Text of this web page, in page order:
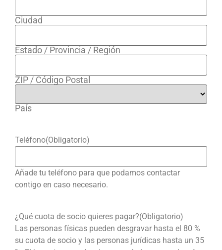
Ciudad
Estado / Provincia / Región
ZIP / Código Postal
País
Teléfono(Obligatorio)
Añade tu teléfono para que podamos contactar
contigo en caso necesario.
¿Qué cuota de socio quieres pagar?(Obligatorio)
Las personas físicas pueden desgravar hasta el 80 %
su cuota de socio y las personas jurídicas hasta un 35